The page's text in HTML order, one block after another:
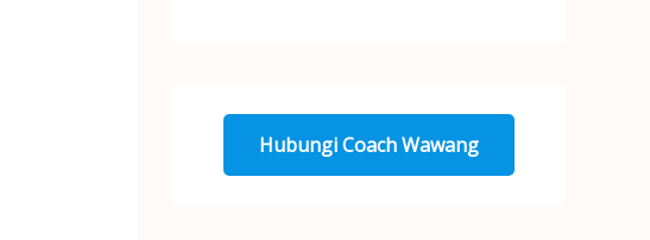
Hubungi Coach Wawang